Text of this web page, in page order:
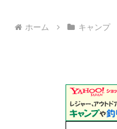
ホーム キャンプ